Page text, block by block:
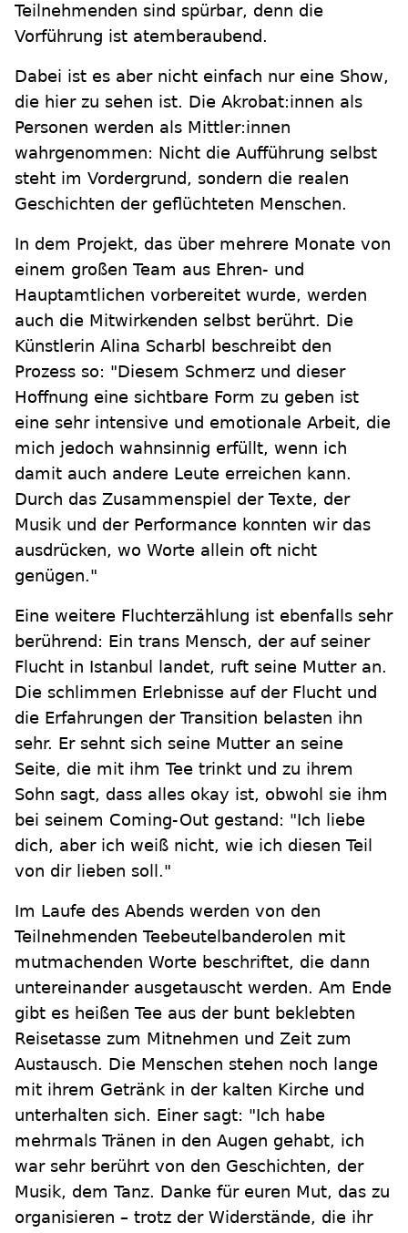
Teilnehmenden sind spürbar, denn die
Vorführung ist atemberaubend.
Dabei ist es aber nicht einfach nur eine Show,
die hier zu sehen ist. Die Akrobat:innen als
Personen werden als Mittler:innen
wahrgenommen: Nicht die Aufführung selbst
steht im Vordergrund, sondern die realen
Geschichten der geflüchteten Menschen.
In dem Projekt, das über mehrere Monate von
einem großen Team aus Ehren- und
Hauptamtlichen vorbereitet wurde, werden
auch die Mitwirkenden selbst berührt. Die
Künstlerin Alina Scharbl beschreibt den
Prozess so: "Diesem Schmerz und dieser
Hoffnung eine sichtbare Form zu geben ist
eine sehr intensive und emotionale Arbeit, die
mich jedoch wahnsinnig erfüllt, wenn ich
damit auch andere Leute erreichen kann.
Durch das Zusammenspiel der Texte, der
Musik und der Performance konnten wir das
ausdrücken, wo Worte allein oft nicht
genügen."
Eine weitere Fluchterzählung ist ebenfalls sehr
berührend: Ein trans Mensch, der auf seiner
Flucht in Istanbul landet, ruft seine Mutter an.
Die schlimmen Erlebnisse auf der Flucht und
die Erfahrungen der Transition belasten ihn
sehr. Er sehnt sich seine Mutter an seine
Seite, die mit ihm Tee trinkt und zu ihrem
Sohn sagt, dass alles okay ist, obwohl sie ihm
bei seinem Coming-Out gestand: "Ich liebe
dich, aber ich weiß nicht, wie ich diesen Teil
von dir lieben soll."
Im Laufe des Abends werden von den
Teilnehmenden Teebeutelbanderolen mit
mutmachenden Worte beschriftet, die dann
untereinander ausgetauscht werden. Am Ende
gibt es heißen Tee aus der bunt beklebten
Reisetasse zum Mitnehmen und Zeit zum
Austausch. Die Menschen stehen noch lange
mit ihrem Getränk in der kalten Kirche und
unterhalten sich. Einer sagt: "Ich habe
mehrmals Tränen in den Augen gehabt, ich
war sehr berührt von den Geschichten, der
Musik, dem Tanz. Danke für euren Mut, das zu
organisieren – trotz der Widerstände, die ihr